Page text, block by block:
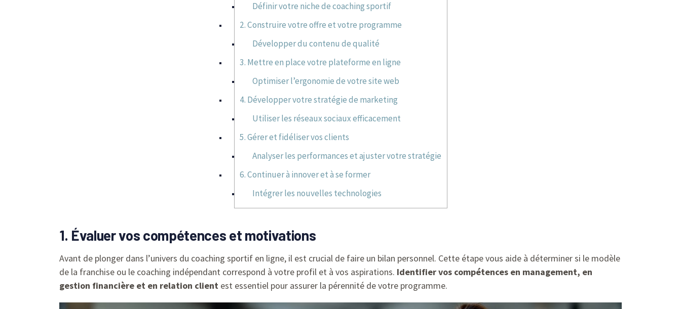
Définir votre niche de coaching sportif
2. Construire votre offre et votre programme
Développer du contenu de qualité
3. Mettre en place votre plateforme en ligne
Optimiser l’ergonomie de votre site web
4. Développer votre stratégie de marketing
Utiliser les réseaux sociaux efficacement
5. Gérer et fidéliser vos clients
Analyser les performances et ajuster votre stratégie
6. Continuer à innover et à se former
Intégrer les nouvelles technologies
1. Évaluer vos compétences et motivations
Avant de plonger dans l’univers du coaching sportif en ligne, il est crucial de faire un bilan personnel. Cette étape vous aide à déterminer si le modèle
de la franchise ou le coaching indépendant correspond à votre profil et à vos aspirations. Identifier vos compétences en management, en
gestion financière et en relation client est essentiel pour assurer la pérennité de votre programme.